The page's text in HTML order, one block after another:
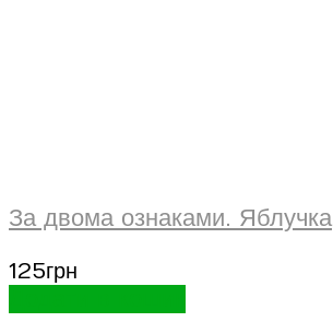
За двома ознаками. Яблучка
125грн